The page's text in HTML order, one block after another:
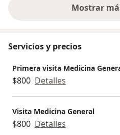
Mostrar
Servicios y precios
Primera visita Medicina
$800 Detalles
Visita Medicina General
$800 Detalles